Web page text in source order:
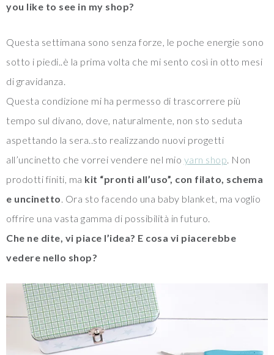
you like to see in my shop?
Questa settimana sono senza forze, le poche energie sono
sotto i piedi..è la prima volta che mi sento così in otto mesi
di gravidanza.
Questa condizione mi ha permesso di trascorrere più
tempo sul divano, dove, naturalmente, non sto seduta
aspettando la sera..sto realizzando nuovi progetti
all’uncinetto che vorrei vendere nel mio yarn shop. Non
prodotti finiti, ma kit “pronti all’uso”, con filato, schema
e uncinetto. Ora sto facendo una baby blanket, ma voglio
offrire una vasta gamma di possibilità in futuro.
Che ne dite, vi piace l’idea? E cosa vi piacerebbe
vedere nello shop?